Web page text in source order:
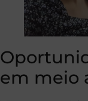
em meio